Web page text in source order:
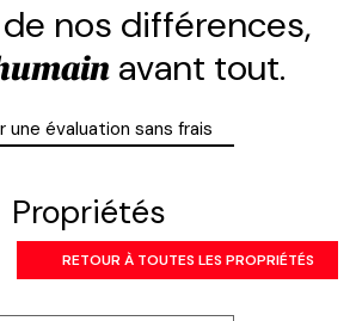
nos différences,
avant tout.
une évaluation sans frais
Propriétés
RETOUR À TOUTES LES PROPRIÉTÉS